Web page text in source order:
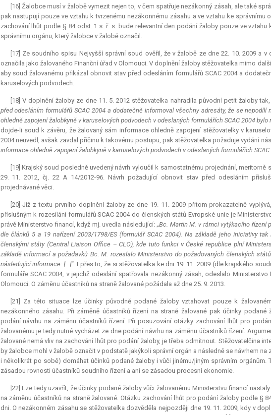
[16] Žalobce musí v žalobě vymezit nejen to, v čem spatřuje nezákonný zásah, ale také
pak nastupují pouze ve vztahu k tvrzenému nezákonnému zásahu a ve vztahu ke správnímu
zachování lhůt podle § 84 odst. 1 s. ř. s. bude relevantníden podání žaloby pouze ve vztahu
správnímu orgánu, který žalobce v žalobě označil.
[17] Ze soudního spisu Nejvyšší správní soud ověřil, že v žalobě ze dne 22. 10. 2009 a
označila jako žalovaného Finanční úřad v Olomouci. V doplnění žaloby stěžovatelka mimo
aby soud žalovanému přikázal obnovit stav před odesláním formulářů SCAC 2004 a
karuselových podvodech.
[18] V doplnění žaloby ze dne 11. 5. 2012 stěžovatelka nahradila původní petitžaloby tak,
před odesláním formulářů SCAC 2004 a dodatečně informoval všechny adresáty, že se
ohledně zapojení žalobkyně v karuselových podvodech v odeslaných formulářích SCAC 2004
dojde-li soud k závěru, že žalovaný sám informace ohledně zapojení stěžovatelky v
2004 neuvedl, avšak zavdal příčinu k takovému postupu, pak stěžovatelka požaduje vydání
informace ohledně zapojení žalobkyně v karuselových podvodech v odeslaných formulářích
[19] Krajský soud posledně uvedený návrh vyloučil k samostatnému projednání,
29. 11. 2012, čj. 22 A 14/2012-96. Návrh požadující obnovit stav před odesláním
projednávané věci.
[20] Již z textu prvního doplnění žaloby ze dne 19. 11. 2009 přitom prokazatelně
příslušným k rozesílání formulářů SCAC 2004 do členských států Evropské unie je
právě Ministerstvo financí, když mj. uvedla následující: „Bc. Martin M. v rámci vytýkacího řízení
dle článků 5 a 19 nařízení 2003/1798/ES (formulář SCAC 2004). Na základě jeho iniciativy
členskými státy (Central Liaison Office – CLO), kde tuto funkci v České republice plní
základě informací a požadavků Bc. M. rozeslalo Ministerstvo do požadovaných členských
následující informace: [...]“. I přes to, že si stěžovatelka ke dni 19. 11. 2009 (dle krajského
formuláře SCAC 2004, v jejichž odeslání spatřovala nezákonný zásah, odeslalo
Olomouci. O záměnu účastníků na straně žalované požádala až dne 25. 9. 2013.
[21] Za této situace lze účinky původně podané žaloby vztahovat pouze k
nezákonného zásahu. Při záměně účastníků řízení na straně žalované pak účinky podané
podání návrhu na záměnu účastníků řízení. Při posuzování otázky zachování lhůt pro
žalovanému je tedy nutné vycházet ze dne podání návrhu na záměnu účastníků řízení.
žalované nemá vliv na zachování lhůt pro podání žaloby, je třeba odmítnout. Stěžovatelčina
by žalobce mohl v žalobě označit v podstatě jakýkoli správní orgán a následně se návrhem na
i několikrát po sobě) domáhat účinků podané žaloby i vůči jinému/jiným správním orgánům.
zásadou rovnosti účastníků soudního řízení a ani se zásadou procesní ekonomie.
[22] Lze tedy uzavřít, že účinky podané žaloby vůči žalovanému Ministerstvu financí
na záměnu účastníků na straně žalované. Otázku zachování lhůt pro podání žaloby podle §
dni. O nezákonném zásahu se stěžovatelka dozvěděla nejpozději dne 19. 11. 2009, kdy v